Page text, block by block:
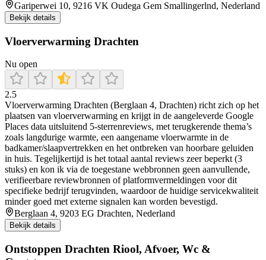
Gariperwei 10, 9216 VK Oudega Gem Smallingerlnd, Nederland
Bekijk details
Vloerverwarming Drachten
Nu open
2.5
Vloerverwarming Drachten (Berglaan 4, Drachten) richt zich op het
plaatsen van vloerverwarming en krijgt in de aangeleverde Google
Places data uitsluitend 5-sterrenreviews, met terugkerende thema’s
zoals langdurige warmte, een aangename vloerwarmte in de
badkamer/slaapvertrekken en het ontbreken van hoorbare geluiden
in huis. Tegelijkertijd is het totaal aantal reviews zeer beperkt (3
stuks) en kon ik via de toegestane webbronnen geen aanvullende,
verifieerbare reviewbronnen of platformvermeldingen voor dit
specifieke bedrijf terugvinden, waardoor de huidige servicekwaliteit
minder goed met externe signalen kan worden bevestigd.
Berglaan 4, 9203 EG Drachten, Nederland
Bekijk details
Ontstoppen Drachten Riool, Afvoer, Wc &